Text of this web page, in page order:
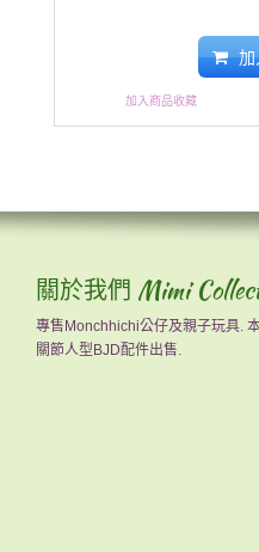
加入商品收藏
關於我們 Mimi
專售Monchhichi公仔及親子玩具.
關節人型BJD配件出售.